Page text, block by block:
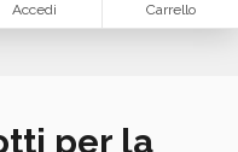
Accedi Carrello
per la